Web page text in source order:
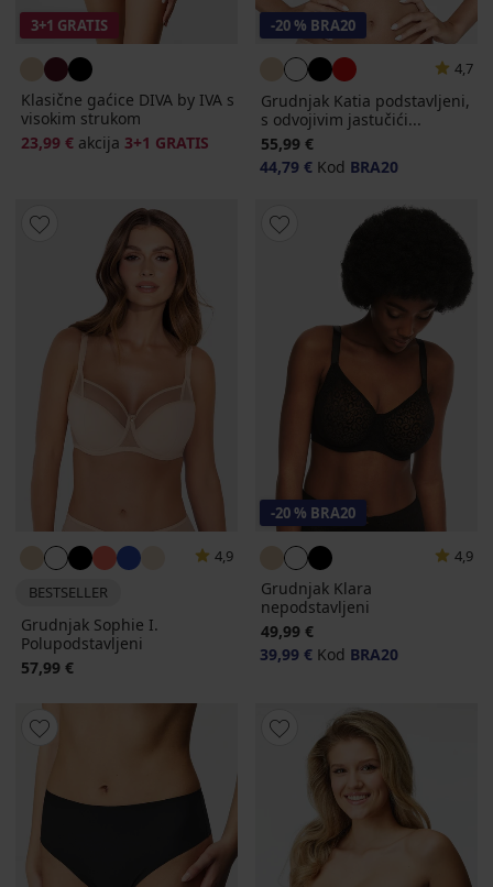
3+1 GRATIS
Klasične gaćice DIVA by IVA s
visokim strukom
23,99 € akcija 3+1 GRATIS
-20 % BRA20
4,7
Grudnjak Katia podstavljeni,
s odvojivim jastučići...
55,99 €
44,79 € Kod BRA20
4,9
BESTSELLER
Grudnjak Sophie I.
Polupodstavljeni
57,99 €
-20 % BRA20
4,9
Grudnjak Klara
nepodstavljeni
49,99 €
39,99 € Kod BRA20